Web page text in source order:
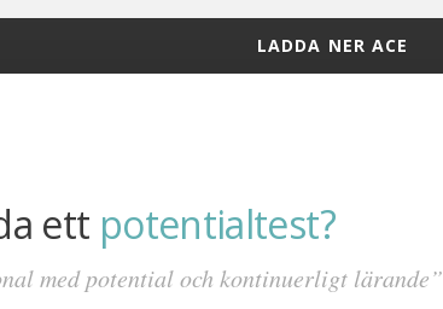
LADDA NER ACE
ett potentialtest?
med potential och kontinuerligt lärande”